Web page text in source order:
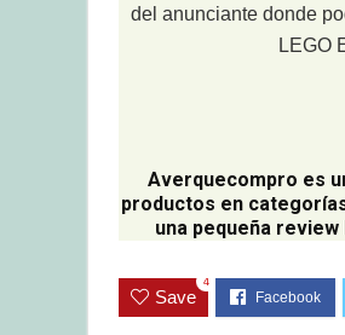
del anunciante donde
LEGO
Averquecompro es
productos en
una pequeña
Save
4